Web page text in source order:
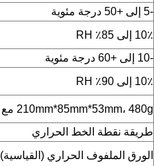
-5 إلى +50 درجة مئوية
10٪ إلى 85٪ RH
-10 إلى +60 درجة مئوية
10٪ إلى 90٪ RH
210mm*85mm*53mm، 480g مع البطارية
طريقة نقطة الخط الحراري
الورق الملفوف الحراري (القياسية) 57 × 40 مم